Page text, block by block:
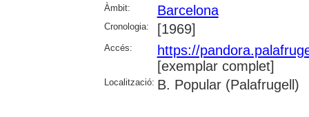
Àmbit: Barcelona
Cronologia: [1969]
Accés:
https://
[exemplar complet]
Localització: B. Popular (Palafrugell)